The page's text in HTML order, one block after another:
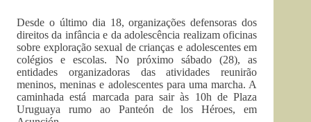
Desde o último dia 18, organizações defensoras dos
direitos da infância e da adolescência realizam oficinas
sobre exploração sexual de crianças e adolescentes em
colégios e escolas. No próximo sábado (28), as
entidades organizadoras das atividades reunirão
meninos, meninas e adolescentes para uma marcha. A
caminhada está marcada para sair às 10h de Plaza
Uruguaya rumo ao Panteón de los Héroes, em